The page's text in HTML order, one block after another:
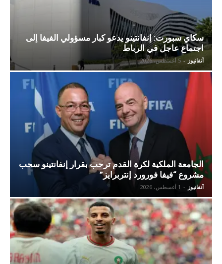
سكاي سبورت: إنفانتينو يدعو كبار مسؤولي الفيفا إلى
اجتماع عاجل في الرباط
آنفانيوز - 5 أغسطس، 2026
الجامعة الملكية لكرة القدم ترحب بقرار إنفانتينو سحب
مشروع “فيفا فورورد إنتربرايز”
آنفانيوز - 1 أغسطس، 2026